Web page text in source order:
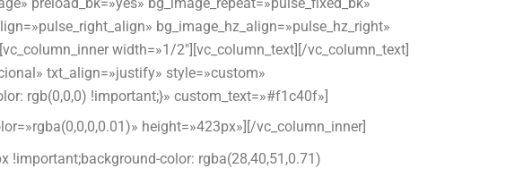
bg_image_hz_align=»pulse_hz_right»
width=»1/2″][vc_column_text][/vc_column_text]
txt_align=»justify» style=»custom»
rgb(0,0,0) !important;}» custom_text=»#f1c40f»]
height=»423px»][/vc_column_inner]
!important;background-color: rgba(28,40,51,0.71)